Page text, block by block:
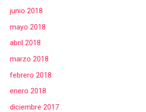
junio 2018
mayo 2018
abril 2018
marzo 2018
febrero 2018
enero 2018
diciembre 2017